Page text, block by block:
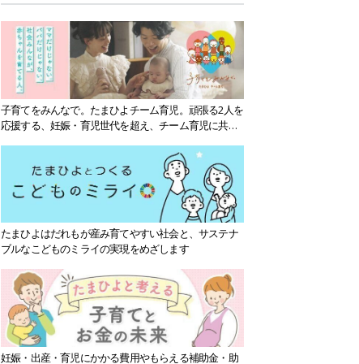
子育てをみんなで。たまひよチーム育児。頑張る2人を
応援する、妊娠・育児世代を超え、チーム育児に共感
たまひよはだれもが産み育てやすい社会と、サステナ
ブルなこどものミライの実現をめざします
妊娠・出産・育児にかかる費用やもらえる補助金・助